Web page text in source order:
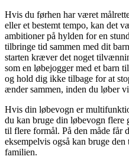
Hvis du førhen har været
eller et bestemt tempo, kan det
ambitioner på hylden for en
tilbringe tid sammen med dit
starten kræver det noget
som en løbejogger med et barn
og hold dig ikke tilbage for at
ænder sammen, inden du løber
Hvis din løbevogn er
du kan bruge din løbevogn flere
til flere formål. På den måde får
eksempelvis også kan bruge
familien.